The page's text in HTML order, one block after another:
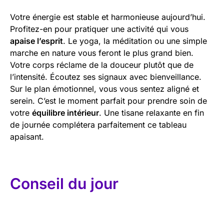
Votre énergie est stable et harmonieuse aujourd’hui.
Profitez-en pour pratiquer une activité qui vous
apaise l’esprit. Le yoga, la méditation ou une simple
marche en nature vous feront le plus grand bien.
Votre corps réclame de la douceur plutôt que de
l’intensité. Écoutez ses signaux avec bienveillance.
Sur le plan émotionnel, vous vous sentez aligné et
serein. C’est le moment parfait pour prendre soin de
votre équilibre intérieur. Une tisane relaxante en fin
de journée complétera parfaitement ce tableau
apaisant.
Conseil du jour